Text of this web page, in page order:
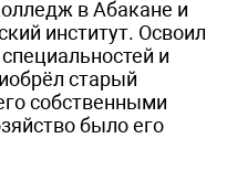
в Абакане и
институт. Освоил
и
старый
собственными
было его